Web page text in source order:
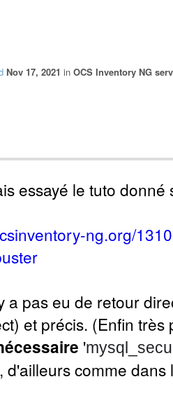
Nov 17, 2021 in OCS Inventory NG
essayé le tuto donné
ng.org/
a pas eu de retour
et précis. (Enfin
'
d'ailleurs comme dans